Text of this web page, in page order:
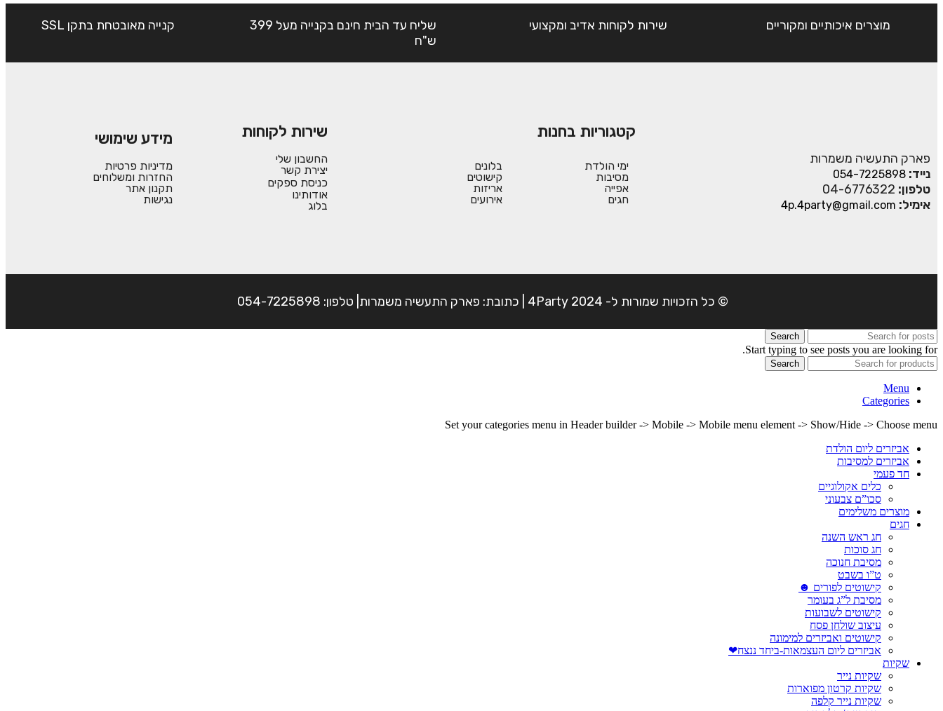
מוצרים איכותיים ומקוריים שירות לקוחות אדיב ומקצועי
שליח עד הבית חינם בקנייה מעל 399
ש"ח
קנייה מאובטחת בתקן SSL
פארק התעשיה משמרות
נייד: 054-7225898
טלפון: 04-6776322
אימיל: 4p.4party@gmail.com
קטגוריות בחנות
ימי הולדת
מסיבות
אפייה
חגים
בלונים
קישוטים
אריזות
אירועים
שירות לקוחות
החשבון שלי
יצירת קשר
כניסת ספקים
אודותינו
בלוג
מידע שימושי
מדיניות פרטיות
החזרות ומשלוחים
תקנון אתר
נגישות
© כל הזכויות שמורות ל- 4Party 2024 | כתובת: פארק התעשיה משמרות| טלפון: 054-7225898
Search
Start typing to see posts you are looking for.
Search
Menu
Categories
Set your categories menu in Header builder -> Mobile -> Mobile menu element -> Show/Hide -> Choose menu
אביזרים ליום הולדת
אביזרים למסיבות
חד פעמי
כלים אקולוגיים
סכו”ם צבעוני
מוצרים משלימים
חגים
חג ראש השנה
חג סוכות
מסיבת חנוכה
ט”ו בשבט
קישוטים לפורים ☻
מסיבת ל”ג בעומר
קישוטים לשבועות
עיצוב שולחן פסח
קישוטים ואביזרים למימונה
אביזרים ליום העצמאות-ביחד ננצח❤
שקיות
שקיות נייר
שקיות קרטון מפוארות
שקיות נייר קלפה